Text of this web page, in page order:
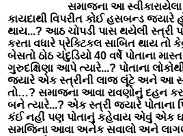
સમાજના આ
કાયદાથી વિપરીત કોઈ હસબન્ડ જ્યારે
થાય...? આઠ ચોપડી પાસ થયેલી સ્ત્રી
કરતા વધારે પ્રેક્ટિકલ સાબિત થાય
બેસતો ઠોઠ ચંદુડિયો 40 વર્ષે પોતાના
ગુરુદક્ષિણા આપે ત્યારે...? પોતાના
જ્યારે એક સ્ત્રીની લાજ લૂંટે અને આ
તો…? સમાજના આવા રાવણોનું દહન
બને ત્યારે...? એક સ્ત્રી જ્યારે પોતાના
કંઈ નહીં પણ પોતાનું કહેવાય એવું એક
સમજિના આવા અનેક સવાલો અને